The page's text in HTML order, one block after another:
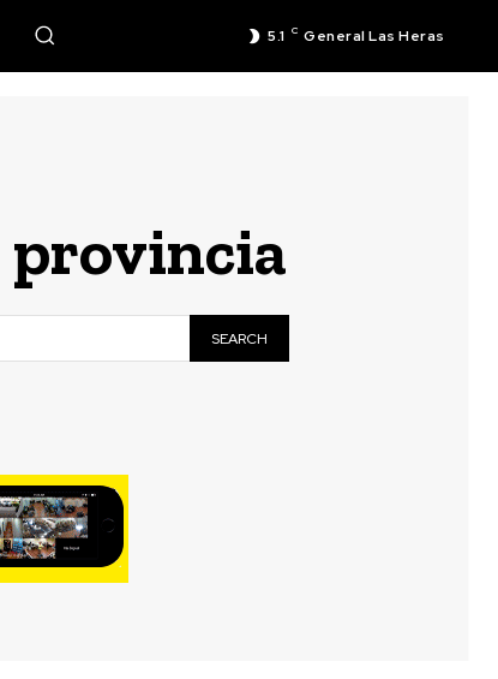
5.1 C General Las Heras
provincia
SEARCH